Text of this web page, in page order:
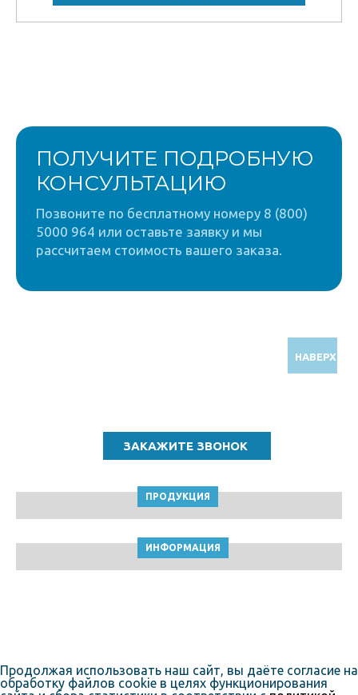
ПОЛУЧИТЕ ПОДРОБНУЮ
КОНСУЛЬТАЦИЮ
Позвоните по бесплатному номеру 8 (800)
5000 964 или оставьте заявку и мы
рассчитаем стоимость вашего заказа.
НАВЕРХ
ПРОДУКЦИЯ
ИНФОРМАЦИЯ
Продолжая использовать наш сайт, вы даёте согласие на
обработку файлов cookie в целях функционирования